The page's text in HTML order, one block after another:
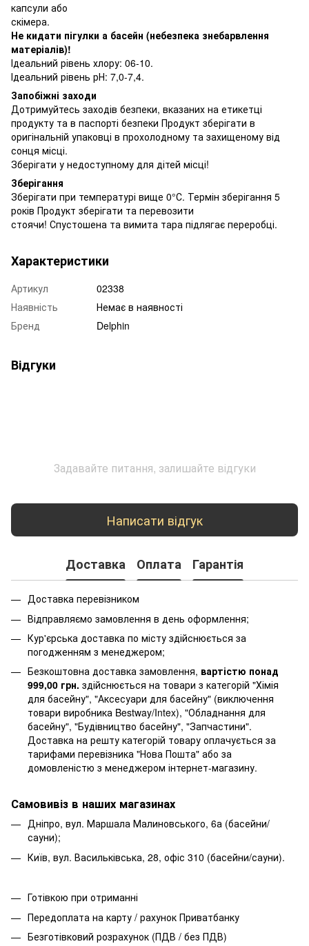
капсули або
скімера.
Не кидати пігулки а басейн (небезпека знебарвлення
матеріалів)!
Ідеальний рівень хлору: 06-10.
Ідеальний рівень рН: 7,0-7,4.
Запобіжні заходи
Дотримуйтесь заходів безпеки, вказаних на етикетці
продукту та в паспорті безпеки Продукт зберігати в
оригінальній упаковці в прохолодному та захищеному від
сонця місці.
Зберігати у недоступному для дітей місці!
Зберігання
Зберігати при температурі вище 0°С. Термін зберігання 5
років Продукт зберігати та перевозити
стоячи! Спустошена та вимита тара підлягає переробці.
Характеристики
Артикул
02338
Наявність
Немає в наявності
Бренд
Delphin
Відгуки
Задавайте питання, залишайте відгуки
Написати відгук
Доставка Оплата Гарантія
Доставка перевізником
Відправляємо замовлення в день оформлення;
Кур'єрська доставка по місту здійснюється за
погодженням з менеджером;
Безкоштовна доставка замовлення, вартістю понад
999,00 грн. здійснюється на товари з категорій "Хімія
для басейну", "Аксесуари для басейну" (виключення
товари виробника Bestway/Intex), "Обладнання для
басейну", "Будівництво басейну", "Запчастини".
Доставка на решту категорій товару оплачується за
тарифами перевізника "Нова Пошта" або за
домовленістю з менеджером інтернет-магазину.
Самовивіз в наших магазинах
Дніпро, вул. Маршала Малиновського, 6а (басейни/
сауни);
Київ, вул. Васильківська, 28, офіс 310 (басейни/сауни).
Готівкою при отриманні
Передоплата на карту / рахунок Приватбанку
Безготівковий розрахунок (ПДВ / без ПДВ)